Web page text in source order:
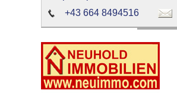
+43 664 8494516